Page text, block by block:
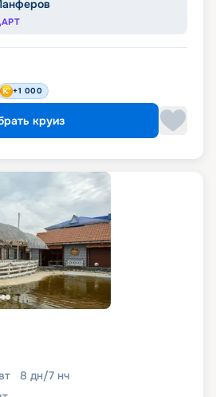
+1 000
круиз
вт 8 дн/7 нч